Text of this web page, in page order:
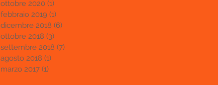
ottobre 2020 (1)
febbraio 2019 (1)
dicembre 2018 (6)
ottobre 2018 (3)
settembre 2018 (7)
agosto 2018 (1)
marzo 2017 (1)